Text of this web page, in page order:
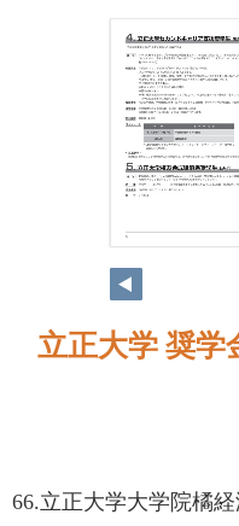
立正大学 奨学
66.立正大学大学院橘